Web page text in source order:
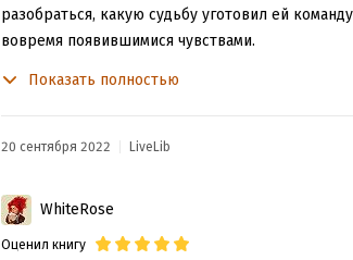
разобраться, какую судьбу уготовил ей
вовремя появившимися чувствами.
времени. Нельзя судить о чужих обычаях и
Я вообще могу долго петь оды Тиру Бирлеку,
воспитания у него конечно жуткие, но... надо
самом "дне" пересмотрел свои взгляды. И Фло
Показать полностью
20 сентября 2022 LiveLib
WhiteRose
Оценил книгу